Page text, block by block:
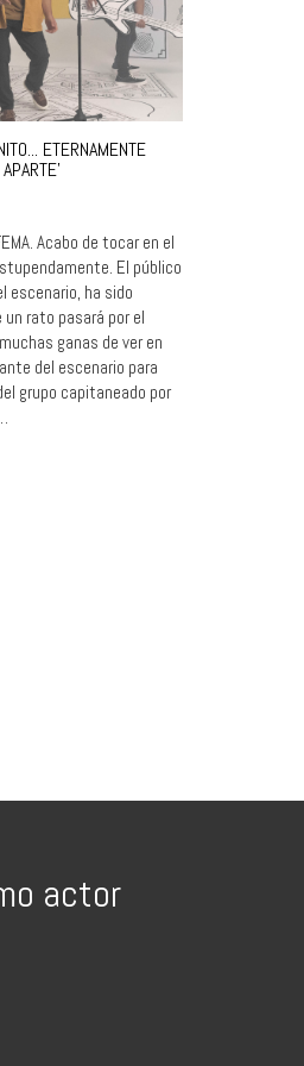
ETERNAMENTE
Acabo de tocar en el
El público
escenario, ha sido
un rato pasará por el
ganas de ver en
del escenario para
grupo capitaneado por
actor